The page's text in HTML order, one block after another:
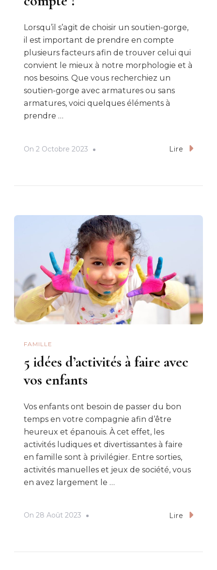
Lorsqu’il s’agit de choisir un soutien-gorge,
il est important de prendre en compte
plusieurs facteurs afin de trouver celui qui
convient le mieux à notre morphologie et à
nos besoins. Que vous recherchiez un
soutien-gorge avec armatures ou sans
armatures, voici quelques éléments à
prendre …
On 2 Octobre 2023 Lire
FAMILLE
5 idées d’activités à faire avec
vos enfants
Vos enfants ont besoin de passer du bon
temps en votre compagnie afin d’être
heureux et épanouis. À cet effet, les
activités ludiques et divertissantes à faire
en famille sont à privilégier. Entre sorties,
activités manuelles et jeux de société, vous
en avez largement le …
On 28 Août 2023 Lire